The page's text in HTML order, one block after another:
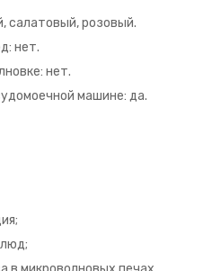
салатовый, розовый.
нет.
нет.
машине: да.